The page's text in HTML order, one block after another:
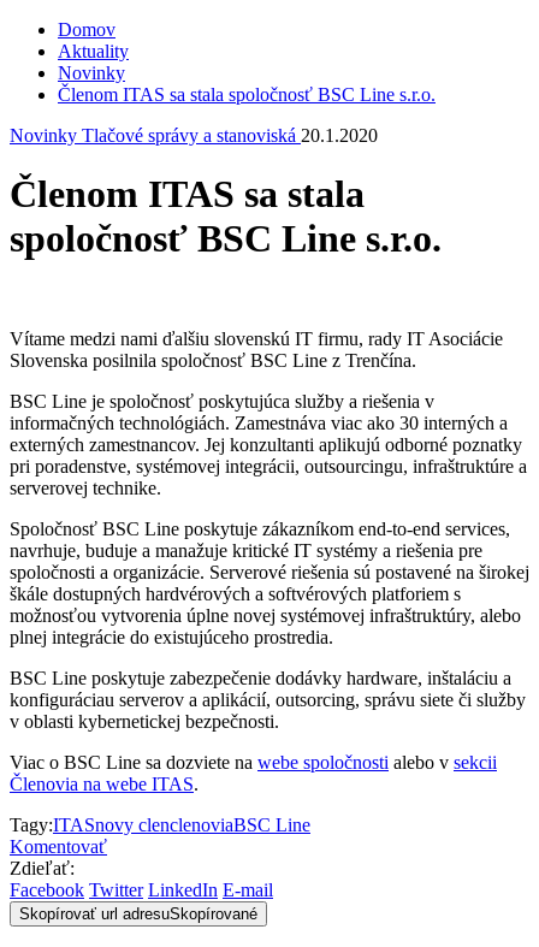
Domov
Aktuality
Novinky
Členom ITAS sa stala spoločnosť BSC Line s.r.o.
Novinky Tlačové správy a stanoviská 20.1.2020
Členom ITAS sa stala
spoločnosť BSC Line s.r.o.
Vítame medzi nami ďalšiu slovenskú IT firmu, rady IT Asociácie
Slovenska posilnila spoločnosť BSC Line z Trenčína.
BSC Line je spoločnosť poskytujúca služby a riešenia v
informačných technológiách. Zamestnáva viac ako 30 interných a
externých zamestnancov. Jej konzultanti aplikujú odborné poznatky
pri poradenstve, systémovej integrácii, outsourcingu, infraštruktúre a
serverovej technike.
Spoločnosť BSC Line poskytuje zákazníkom end-to-end services,
navrhuje, buduje a manažuje kritické IT systémy a riešenia pre
spoločnosti a organizácie. Serverové riešenia sú postavené na širokej
škále dostupných hardvérových a softvérových platforiem s
možnosťou vytvorenia úplne novej systémovej infraštruktúry, alebo
plnej integrácie do existujúceho prostredia.
BSC Line poskytuje zabezpečenie dodávky hardware, inštaláciu a
konfiguráciau serverov a aplikácií, outsorcing, správu siete či služby
v oblasti kybernetickej bezpečnosti.
Viac o BSC Line sa dozviete na webe spoločnosti alebo v sekcii
Členovia na webe ITAS.
Tagy:ITASnovy clenclenoviaBSC Line
Komentovať
Zdieľať:
Facebook Twitter LinkedIn E-mail
Skopírovať url adresuSkopírované